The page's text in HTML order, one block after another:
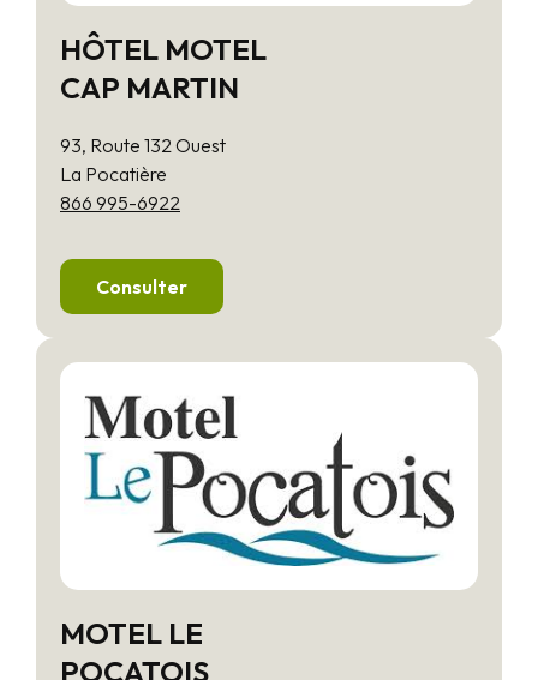
HÔTEL MOTEL
CAP MARTIN
93, Route 132 Ouest
La Pocatière
866 995-6922
Consulter
MOTEL LE
POCATOIS